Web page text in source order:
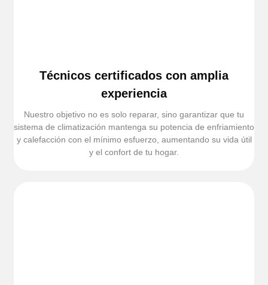
Técnicos certificados con amplia
experiencia
Nuestro objetivo no es solo reparar, sino garantizar que tu
sistema de climatización mantenga su potencia de enfriamiento
y calefacción con el mínimo esfuerzo, aumentando su vida útil
y el confort de tu hogar.